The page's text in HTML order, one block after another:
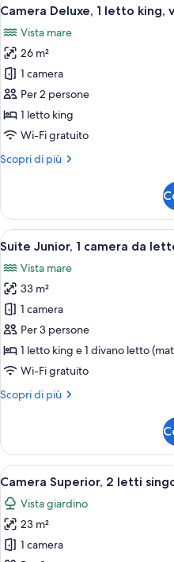
letto
tutte
le
foto
per
Camera
Deluxe,
1
king,
9
Camera Deluxe, 1 letto king,
Vista mare
26 m²
1 camera
Per 2 persone
1 letto king
Wi-Fi gratuito
Scopri di più
Altri
Deluxe,
letto
vista
mare
Apri
tutte
le
foto
per
Suite
Junior,
1
camera
da
8
Suite Junior, 1 camera da
Vista mare
33 m²
1 camera
Per 3 persone
1 letto king e 1 divano letto
Wi-Fi gratuito
Scopri di più
Altri
Junior,
camera
da
letto
(View)
Apri
tutte
le
foto
per
6
Camera Superior, 2 letti
Vista giardino
23 m²
1 camera